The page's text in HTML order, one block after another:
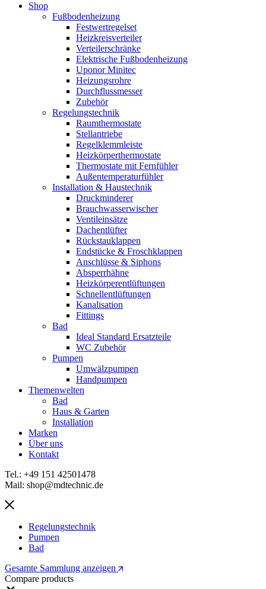
Shop
Fußbodenheizung
Festwertregelset
Heizkreisverteiler
Verteilerschränke
Elektrische Fußbodenheizung
Uponor Minitec
Heizungsrohre
Durchflussmesser
Zubehör
Regelungstechnik
Raumthermostate
Stellantriebe
Regelklemmleiste
Heizkörperthermostate
Thermostate mit Fernfühler
Außentemperaturfühler
Installation & Haustechnik
Druckminderer
Brauchwasserwischer
Ventileinsätze
Dachentlüfter
Rückstauklappen
Endstücke & Froschklappen
Anschlüsse & Siphons
Absperrhähne
Heizkörperentlüftungen
Schnellentlüftungen
Kanalisation
Fittings
Bad
Ideal Standard Ersatzteile
WC Zubehör
Pumpen
Umwälzpumpen
Handpumpen
Themenwelten
Bad
Haus & Garten
Installation
Marken
Über uns
Kontakt
Tel.: +49 151 42501478
Mail: shop@mdtechnic.de
Regelungstechnik
Pumpen
Bad
Gesamte Sammlung anzeigen
Compare products